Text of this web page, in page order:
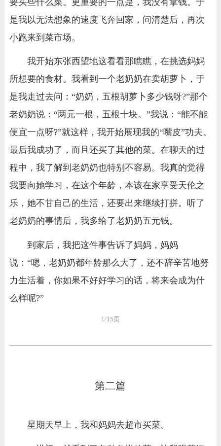
是我以无法想象的速度飞奔回家，问清楚后，再次
小跑来到菜市场。
我开始东张西望地这看看那瞧瞧，在挑选妈妈
所想要的食材。我看到一个老奶奶在卖胡萝卜，于
是我走过去问：“奶奶，五根胡萝卜多少钱呀?”那个
老奶奶说：“两元一根，五根十块。”我说：“能不能
便宜一点呀?”就这样，我开始展现我的“嘴皮”功夫。
最后我成功了，而且还买了其他的菜。在聊天的过
程中，我了解到老奶奶也特别不容易。我真的觉得
我要向她学习，在这个年龄，本该在家享受天伦之
乐，她不甘自己的生活，还要出来继续打拼。听了
老奶奶的事情后，我多给了老奶奶五元钱。
到家后，我把这件事告诉了妈妈，妈妈
说：“嗯，老奶奶都年龄那么大了，还不辞辛苦地努
力生活着，你如果不好好学习的话，将来会成为什
么样呢?”
1/15页
第二篇
星期天早上，我和妈妈去超市买菜。